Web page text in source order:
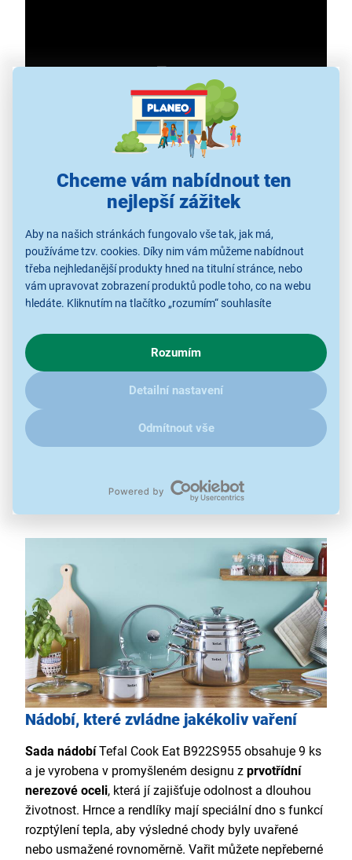
Chceme vám nabídnout ten
nejlepší zážitek
Aby na našich stránkách fungovalo vše tak, jak má,
používáme tzv. cookies. Díky nim vám můžeme nabídnout
třeba nejhledanější produkty hned na titulní stránce, nebo
vám upravovat zobrazení produktů podle toho, co na webu
hledáte. Kliknutím na tlačítko „rozumím“ souhlasíte
chování na webu pro zobrazení cílených reklam. Pokud vás
zajímají detaily, jak u nás s cookies a dalšími údaji pracujeme,
kliknětesem.
Rozumím
Detailní nastavení
Odmítnout vše
Sada nádobí Tefal B922S955
hrnec s poklicí 24 cm
hrnce a rendlíky mají integrovanou odměrnou
vhodné pro mytí v myčce
kompatibilní se všemi typy ohřevu
Nádobí, které zvládne jakékoliv vaření
Sada nádobíTefal Cook Eat B922S955 obsahuje 9 ks
a je vyrobena v promyšleném designu z prvotřídní
nerezové oceli, která jí zajišťuje odolnost a dlouhou
životnost. Hrnce a rendlíky mají speciální dno s funkcí
rozptýlení tepla, aby výsledné chody byly uvařené
nebo usmažené rovnoměrně. Vařit můžete nepřeberné